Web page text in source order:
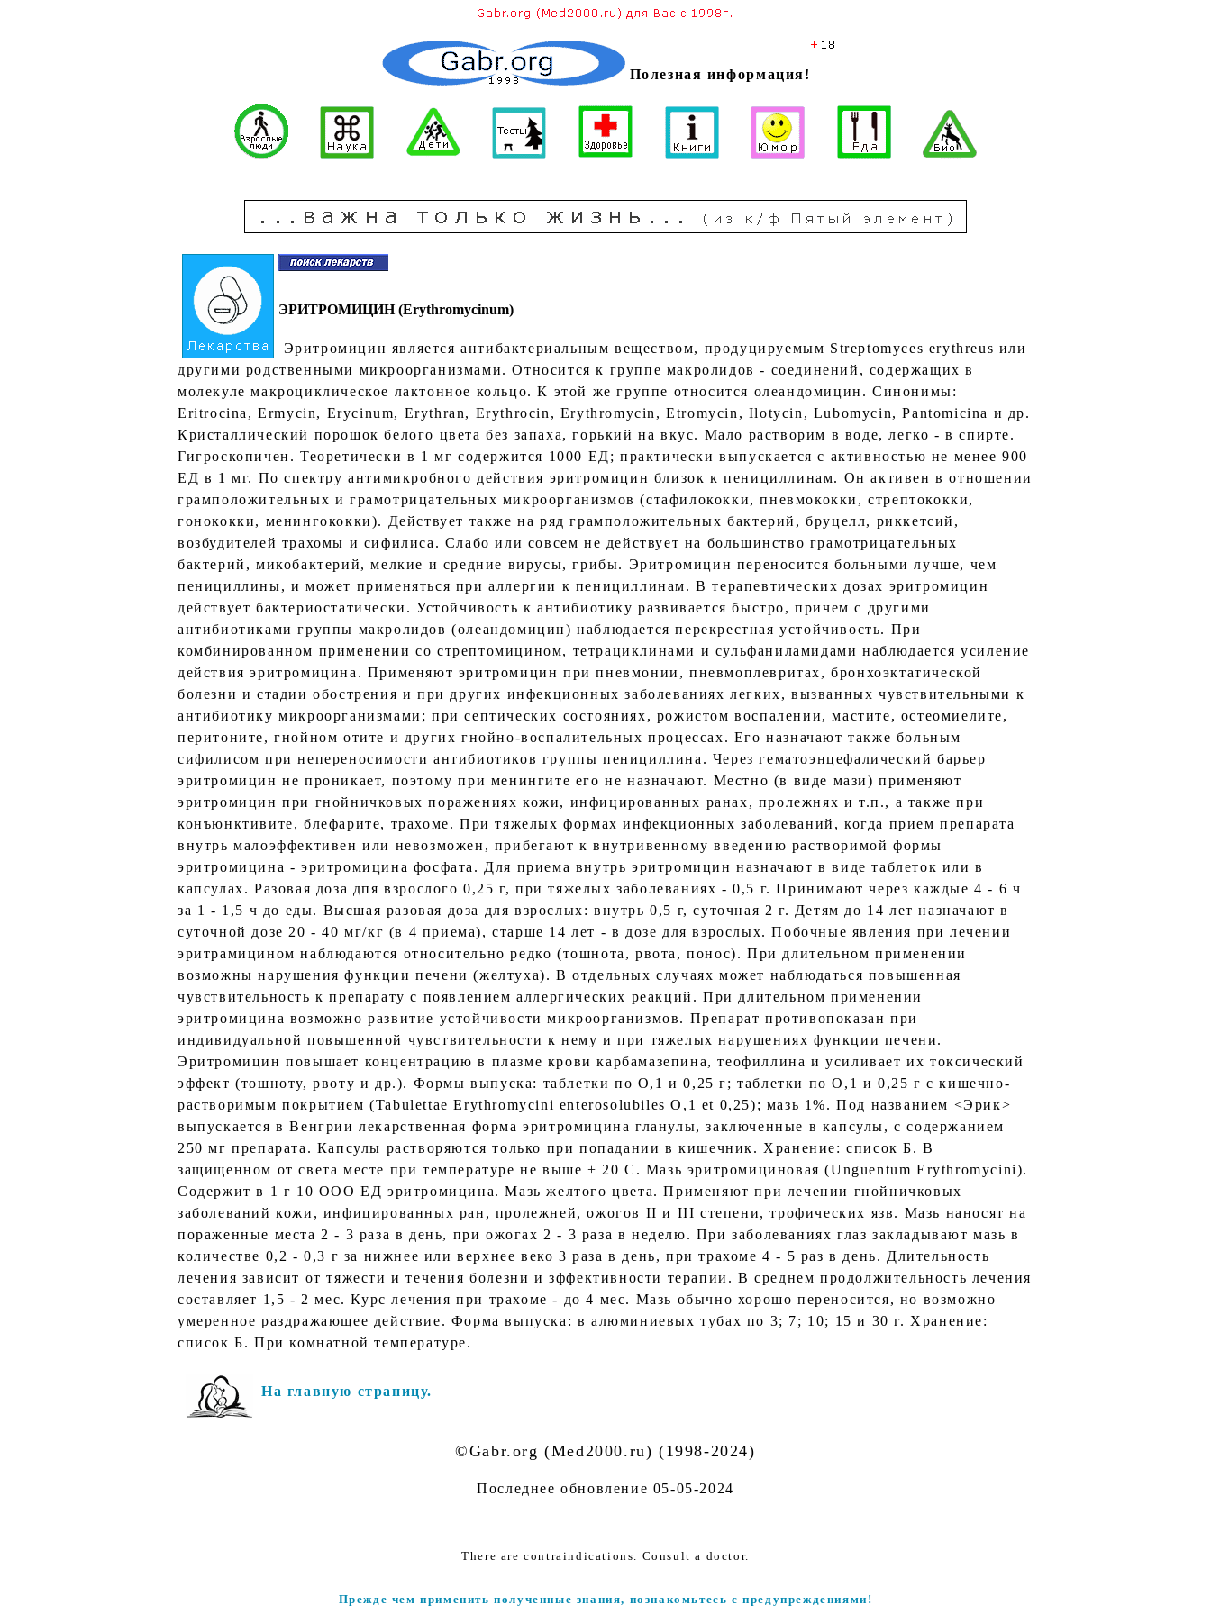
Полезная информация!
ЭРИТРОМИЦИН (Erythromycinum)
Эритромицин является антибактериальным веществом, продуцируемым Streptomyces erythreus или
другими родственными микроорганизмами. Относится к группе макролидов - соединений, содержащих в
молекуле макроциклическое лактонное кольцо. К этой же группе относится олеандомицин. Синонимы:
Eritrocina, Ermycin, Erycinum, Erythran, Erythrocin, Erythromycin, Etromycin, Ilotycin, Lubomycin, Pantomicina и дp.
Кристаллический порошок белого цвета без запаха, горький на вкус. Мало растворим в воде, легко - в спирте.
Гигроскопичен. Теоретически в 1 мг содержится 1000 ЕД; практически выпускается с активностью не менее 900
ЕД в 1 мг. По спектру антимикробного действия эритромицин близок к пенициллинам. Он активен в отношении
грамположительных и грамотрицательных микроорганизмов (стафилококки, пневмококки, стрептококки,
гонококки, менингококки). Действует также на ряд грамположительных бактерий, бруцелл, риккетсий,
возбудителей трахомы и сифилиса. Слабо или совсем не действует на большинство грамотрицательных
бактерий, микобактерий, мелкие и средние вирусы, грибы. Эритромицин переносится больными лучше, чем
пенициллины, и может применяться при аллергии к пенициллинам. В терапевтических дозах эритромицин
действует бактериостатически. Устойчивость к антибиотику развивается быстро, причем с другими
антибиотиками группы макролидов (олеандомицин) наблюдается перекрестная устойчивость. При
комбинированном применении со стрептомицином, тетрациклинами и сульфаниламидами наблюдается усиление
действия эритромицина. Применяют эритромицин при пневмонии, пневмоплевритах, бронхоэктатической
болезни и стадии обострения и при других инфекционных заболеваниях легких, вызванных чувствительными к
антибиотику микроорганизмами; при септических состояниях, рожистом воспалении, мастите, остеомиелите,
перитоните, гнойном отите и других гнойно-воспалительных процессах. Его назначают также больным
сифилисом при непереносимости антибиотиков группы пенициллина. Через гематоэнцефалический барьер
эритромицин не проникает, поэтому при менингите его не назначают. Местно (в виде мази) применяют
эритромицин при гнойничковых поражениях кожи, инфицированных ранах, пролежнях и т.п., а также при
конъюнктивите, блефарите, трахоме. При тяжелых формах инфекционных заболеваний, когда прием препарата
внутрь малоэффективен или невозможен, прибегают к внутривенному введению растворимой формы
эритромицина - эритромицина фосфата. Для приема внутрь эритромицин назначают в виде таблеток или в
капсулах. Разовая доза дпя взрослого 0,25 г, при тяжелых заболеваниях - 0,5 г. Принимают через каждые 4 - 6 ч
за 1 - 1,5 ч до еды. Высшая разовая доза для взрослых: внутрь 0,5 г, суточная 2 г. Детям до 14 лет назначают в
суточной дозе 20 - 40 мг/кг (в 4 приема), старше 14 лет - в дозе для взрослых. Побочные явления при лечении
эритрамицином наблюдаются относительно редко (тошнота, рвота, понос). При длительном применении
возможны нарушения функции печени (желтуха). В отдельных случаях может наблюдаться повышенная
чувствительность к препарату с появлением аллергических реакций. При длительном применении
эритромицина возможно развитие устойчивости микроорганизмов. Препарат противопоказан при
индивидуальной повышенной чувствительности к нему и при тяжелых нарушениях функции печени.
Эритромицин повышает концентрацию в плазме крови карбамазепина, теофиллина и усиливает их токсический
эффект (тошноту, рвоту и др.). Формы выпуска: таблетки по О,1 и 0,25 г; таблетки по О,1 и 0,25 г с кишечно-
растворимым покрытием (Tabulettae Erythromycini enterosolubiles О,1 еt 0,25); мазь 1%. Под названием <Эрик>
выпускается в Венгрии лекарственная форма эритромицина гланулы, заключенные в капсулы, с содержанием
250 мг препарата. Капсулы растворяются только при попадании в кишечник. Хранение: список Б. В
защищенном от света месте при температуре не выше + 20 С. Мазь эритромициновая (Unguentum Erythromycini).
Содержит в 1 г 10 ООО ЕД эритромицина. Мазь желтого цвета. Применяют при лечении гнойничковых
заболеваний кожи, инфицированных ран, пролежней, ожогов II и III степени, трофических язв. Мазь наносят на
пораженные места 2 - 3 раза в день, при ожогах 2 - 3 раза в неделю. При заболеваниях глаз закладывают мазь в
количестве 0,2 - 0,3 г за нижнее или верхнее веко 3 раза в день, при трахоме 4 - 5 раз в день. Длительность
лечения зависит от тяжести и течения болезни и зффективности терапии. В среднем продолжительность лечения
составляет 1,5 - 2 мес. Курс лечения при трахоме - до 4 мес. Мазь обычно хорошо переносится, но возможно
умеренное раздражающее действие. Форма выпуска: в алюминиевых тубах по 3; 7; 10; 15 и 30 г. Хранение:
список Б. При комнатной температуре.
На главную страницу.
©Gabr.org (Med2000.ru) (1998-2024)
Последнее обновление 05-05-2024
There are contraindications. Consult a doctor.
Прежде чем применить полученные знания, познакомьтесь с предупреждениями!